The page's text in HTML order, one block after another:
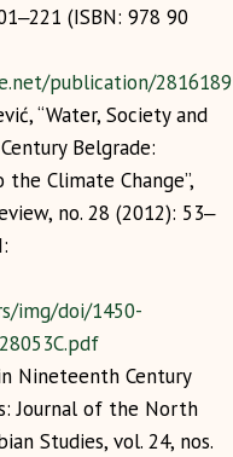
(ISBN: 978 90
publication/
“Water, Society and
Belgrade:
Climate Change”,
no. 28 (2012): 53‒
img/doi/1450-
Nineteenth Century
Journal of the North
Studies, vol. 24, nos.